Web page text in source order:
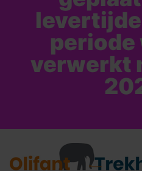
periode
verwerkt